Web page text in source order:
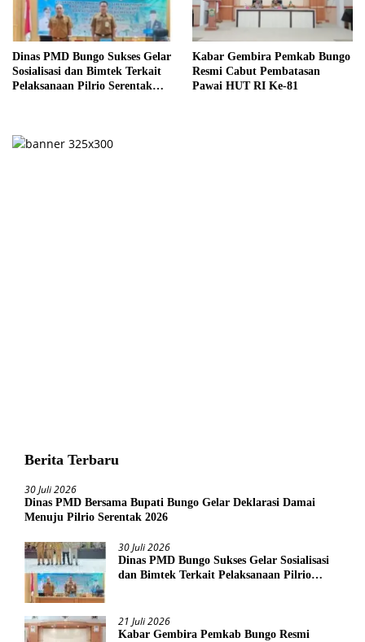
Dinas PMD Bungo Sukses Gelar
Sosialisasi dan Bimtek Terkait
Pelaksanaan Pilrio Serentak
Kabar Gembira Pemkab Bungo
Resmi Cabut Pembatasan
Pawai HUT RI Ke-81
Berita Terbaru
30 Juli 2026
Dinas PMD Bersama Bupati Bungo Gelar Deklarasi Damai
Menuju Pilrio Serentak 2026
30 Juli 2026
Dinas PMD Bungo Sukses Gelar Sosialisasi
dan Bimtek Terkait Pelaksanaan Pilrio
21 Juli 2026
Kabar Gembira Pemkab Bungo Resmi